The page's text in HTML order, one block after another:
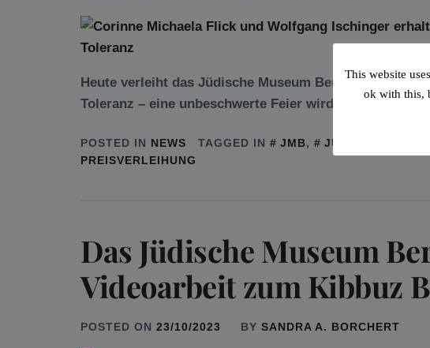
Heute verleiht das Jüdische Museum Berlin zum 22.
Toleranz – eine unbe­schwerte Feier wird es in diesem
POSTED IN NEWS TAGGED IN JMB, JÜDISCHES
PREISVERLEIHUNG
Das Jüdische Museum
Videoarbeit zum Kibbuz
POSTED ON 23/10/2023 BY SANDRA A. BORCHERT
This website
ok with this,